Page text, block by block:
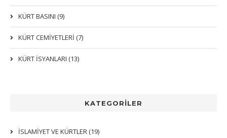
KATEGORİLER
İSLAMIYET VE KÜRTLER (19)
KÜRT BASINI (9)
KÜRT CEMİYETLERİ (7)
KÜRT İSYANLARI (13)